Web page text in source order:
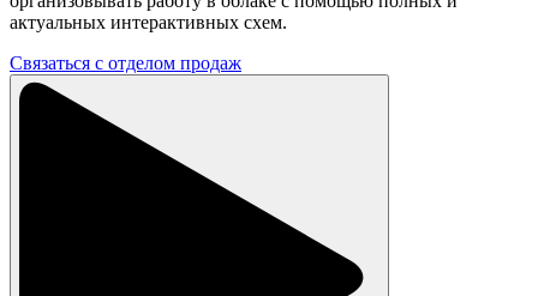
актуальных интерактивных схем.
Связаться с отделом продаж